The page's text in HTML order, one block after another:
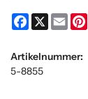
Facebook
X Email
Artikelnummer:
5-8855